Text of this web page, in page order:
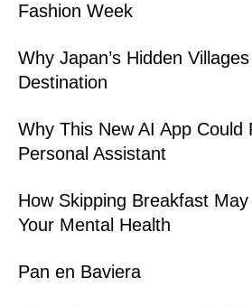
Fashion Week
Why Japan’s Hidden
Destination
Why This New AI App Could
Personal Assistant
How Skipping Breakfast
Your Mental Health
Pan en Baviera